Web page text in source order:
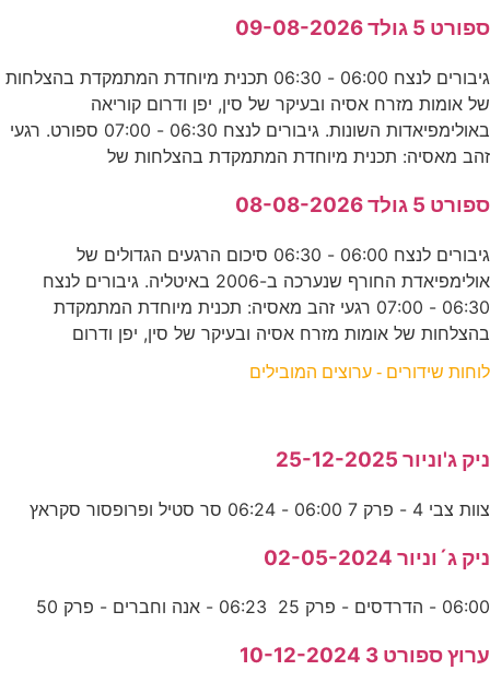
ספורט 5 גולד 09-08-2026
גיבורים לנצח 06:00 - 06:30 תכנית מיוחדת המתמקדת בהצלחות
של אומות מזרח אסיה ובעיקר של סין, יפן ודרום קוריאה
באולימפיאדות השונות. גיבורים לנצח 06:30 - 07:00 ספורט. רגעי
זהב מאסיה: תכנית מיוחדת המתמקדת בהצלחות של
ספורט 5 גולד 08-08-2026
גיבורים לנצח 06:00 - 06:30 סיכום הרגעים הגדולים של
אולימפיאדת החורף שנערכה ב-2006 באיטליה. גיבורים לנצח
06:30 - 07:00 רגעי זהב מאסיה: תכנית מיוחדת המתמקדת
בהצלחות של אומות מזרח אסיה ובעיקר של סין, יפן ודרום
לוחות שידורים - ערוצים המובילים
ניק ג'וניור 25-12-2025
צוות צבי 4 - פרק 7 06:00 - 06:24 סר סטיל ופרופסור סקראץ
ניק ג´וניור 02-05-2024
06:00 - הדרדסים - פרק 25 06:23 - אנה וחברים - פרק 50
ערוץ ספורט 3 10-12-2024